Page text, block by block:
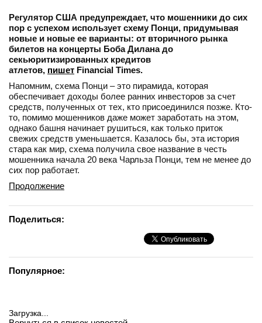
Регулятор США предупреждает, что мошенники до сих
пор с успехом использует схему Понци, придумывая
новые и новые ее варианты: от вторичного рынка
билетов на концерты Боба Дилана до
секьюритизированных кредитов
атлетов, пишет Financial Times.
Напомним, схема Понци – это пирамида, которая
обеспечивает доходы более ранних инвесторов за счет
средств, полученных от тех, кто присоединился позже. Кто-
то, помимо мошенников даже может заработать на этом,
однако башня начинает рушиться, как только приток
свежих средств уменьшается. Казалось бы, эта история
стара как мир, схема получила свое название в честь
мошенника начала 20 века Чарльза Понци, тем не менее до
сих пор работает.
Продолжение
Поделиться:
Популярное:
Загрузка...